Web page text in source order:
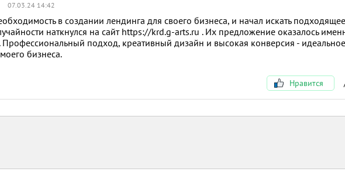
07.03.24 14:42
в создании лендинга для своего бизнеса, и начал искать подходящее
наткнулся на сайт https://krd.g-arts.ru . Их предложение оказалось
подход, креативный дизайн и высокая конверсия - идеальное
бизнеса.
Нравится